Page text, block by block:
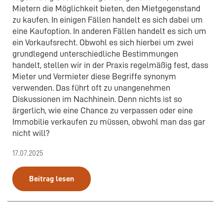
Mietern die Möglichkeit bieten, den Mietgegenstand
zu kaufen. In einigen Fällen handelt es sich dabei um
eine Kaufoption. In anderen Fällen handelt es sich um
ein Vorkaufsrecht. Obwohl es sich hierbei um zwei
grundlegend unterschiedliche Bestimmungen
handelt, stellen wir in der Praxis regelmäßig fest, dass
Mieter und Vermieter diese Begriffe synonym
verwenden. Das führt oft zu unangenehmen
Diskussionen im Nachhinein. Denn nichts ist so
ärgerlich, wie eine Chance zu verpassen oder eine
Immobilie verkaufen zu müssen, obwohl man das gar
nicht will?
17.07.2025
Beitrag lesen